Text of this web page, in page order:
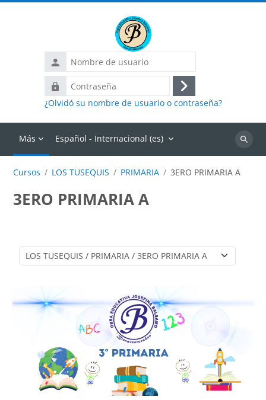
Nombre
de
usuario
Contraseña
Acceder
¿Olvidó su nombre de usuario o contraseña?
Más Español - Internacional ‎(es)‎
Buscar
Cursos LOS TUSEQUIS PRIMARIA 3ERO PRIMARIA A
3ERO PRIMARIA A
Categorías